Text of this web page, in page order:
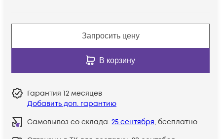
Запросить цену
В корзину
Гарантия 12 месяцев
Добавить доп. гарантию
Самовывоз со склада: 25 сентября, бесплатно